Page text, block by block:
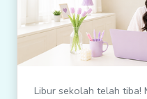
Libur sekolah telah tiba!